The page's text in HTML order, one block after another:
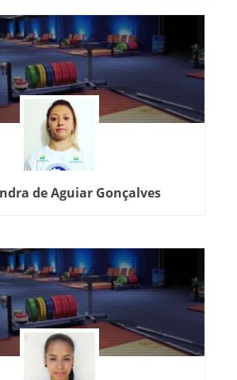
de Aguiar Gonçalves